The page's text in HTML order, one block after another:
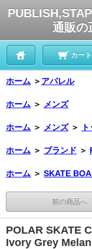
通販の
カート
ホーム ＞ アパレル
ホーム ＞ メンズ
ホーム ＞ メンズ ＞
ホーム ＞ ブランド ＞
ホーム ＞ SKATE
前の商品へ
POLAR SKATE
Ivory Grey